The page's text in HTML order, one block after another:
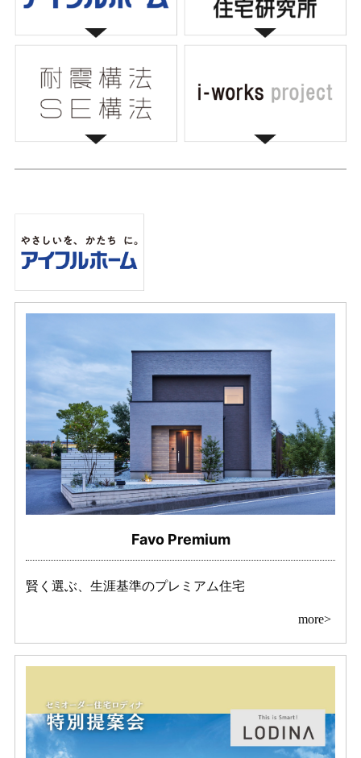
Favo Premium
賢く選ぶ、生涯基準のプレミアム住宅
more>